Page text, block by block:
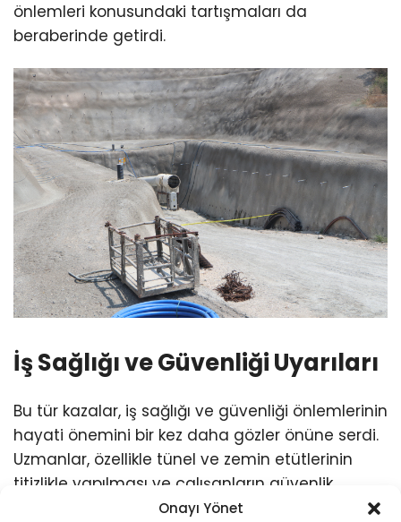
Onayı Yönet
önlemleri konusundaki tartışmaları da
beraberinde getirdi.
İş Sağlığı ve Güvenliği Uyarıları
Bu tür kazalar, iş sağlığı ve güvenliği önlemlerinin
hayati önemini bir kez daha gözler önüne serdi.
Uzmanlar, özellikle tünel ve zemin etütlerinin
titizlikle yapılması ve çalışanların güvenlik
ekipmanlarının eksiksiz olması gerektiğini